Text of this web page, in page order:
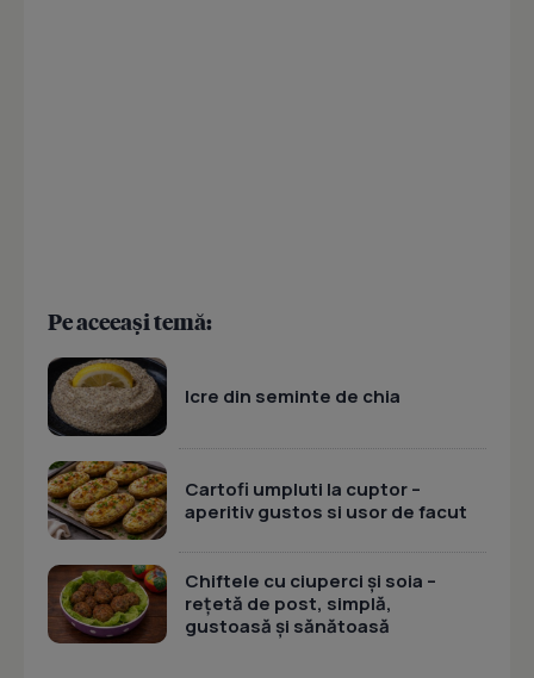
Pe aceeași temă:
Icre din seminte de chia
Cartofi umpluti la cuptor –
aperitiv gustos si usor de facut
Chiftele cu ciuperci și soia –
rețetă de post, simplă,
gustoasă și sănătoasă